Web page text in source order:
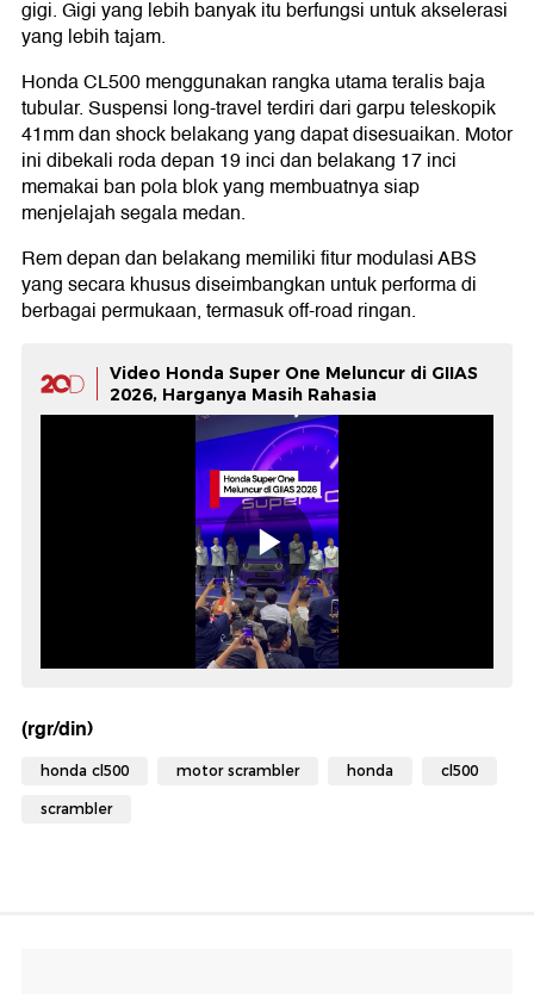
gigi. Gigi yang lebih banyak itu berfungsi untuk akselerasi
yang lebih tajam.
Honda CL500 menggunakan rangka utama teralis baja
tubular. Suspensi long-travel terdiri dari garpu teleskopik
41mm dan shock belakang yang dapat disesuaikan. Motor
ini dibekali roda depan 19 inci dan belakang 17 inci
memakai ban pola blok yang membuatnya siap
menjelajah segala medan.
Rem depan dan belakang memiliki fitur modulasi ABS
yang secara khusus diseimbangkan untuk performa di
berbagai permukaan, termasuk off-road ringan.
Video Honda Super One Meluncur di GIIAS
2026, Harganya Masih Rahasia
(rgr/din)
honda cl500 motor scrambler honda cl500
scrambler